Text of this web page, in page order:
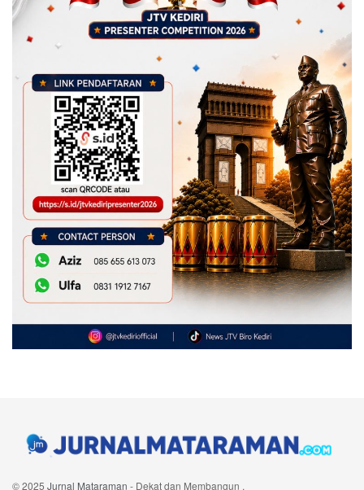
© 2025 Jurnal Mataraman - Dekat dan Membangun .